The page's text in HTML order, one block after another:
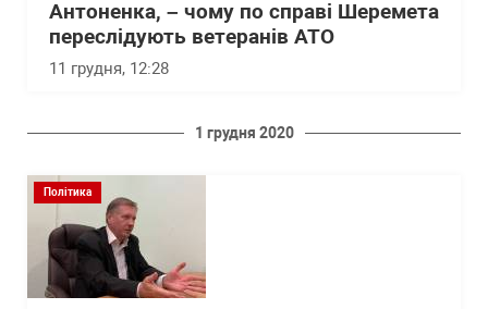
Антоненка, – чому по справі Шеремета
переслідують ветеранів АТО
11 грудня, 12:28
1 грудня 2020
Політика